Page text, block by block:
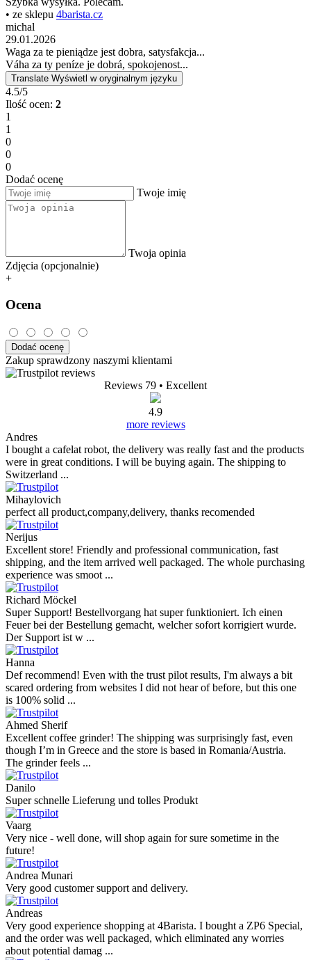
• ze sklepu 4barista.cz
michal
29.01.2026
Waga za te pieniądze jest dobra, satysfakcja...
Váha za ty peníze je dobrá, spokojenost...
Translate Wyświetl w oryginalnym języku
4.5/5
Ilość ocen: 2
1
1
0
0
0
Dodać ocenę
Twoje imię
Twoja opinia
Zdjęcia (opcjonalnie)
+
Ocena
Dodać ocenę
Zakup sprawdzony naszymi klientami
Reviews 79 • Excellent
4.9
more reviews
Andres
I bought a cafelat robot, the delivery was really fast and the products
were in great conditions. I will be buying again. The shipping to
Switzerland ...
Mihaylovich
perfect all product,company,delivery, thanks recomended
Nerijus
Excellent store! Friendly and professional communication, fast
shipping, and the item arrived well packaged. The whole purchasing
experience was smoot ...
Richard Möckel
Super Support! Bestellvorgang hat super funktioniert. Ich einen
Feuer bei der Bestellung gemacht, welcher sofort korrigiert wurde.
Der Support ist w ...
Hanna
Def recommend! Even with the trust pilot results, I'm always a bit
scared ordering from websites I did not hear of before, but this one
is 100% solid ...
Ahmed Sherif
Excellent coffee grinder! The shipping was surprisingly fast, even
though I’m in Greece and the store is based in Romania/Austria.
The grinder feels ...
Danilo
Super schnelle Lieferung und tolles Produkt
Vaarg
Very nice - well done, will shop again for sure sometime in the
future!
Andrea Munari
Very good customer support and delivery.
Andreas
Very good experience shopping at 4Barista. I bought a ZP6 Special,
and the order was well packaged, which eliminated any worries
about potential damag ...